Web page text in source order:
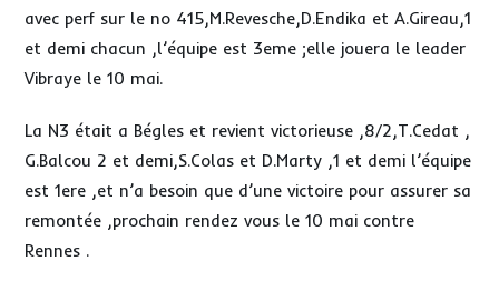
avec perf sur le no 415,M.Revesche,D.Endika et A.Gireau,1
et demi chacun ,l’équipe est 3eme ;elle jouera le leader
Vibraye le 10 mai.
La N3 était a Bégles et revient victorieuse ,8/2,T.Cedat ,
G.Balcou 2 et demi,S.Colas et D.Marty ,1 et demi l’équipe
est 1ere ,et n’a besoin que d’une victoire pour assurer sa
remontée ,prochain rendez vous le 10 mai contre
Rennes .